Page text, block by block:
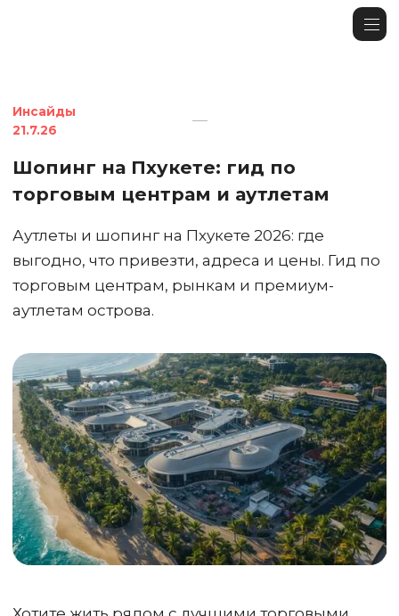
Инсайды
21.7.26
Шопинг на Пхукете: гид по
торговым центрам и аутлетам
Аутлеты и шопинг на Пхукете 2026: где
выгодно, что привезти, адреса и цены. Гид по
торговым центрам, рынкам и премиум-
аутлетам острова.